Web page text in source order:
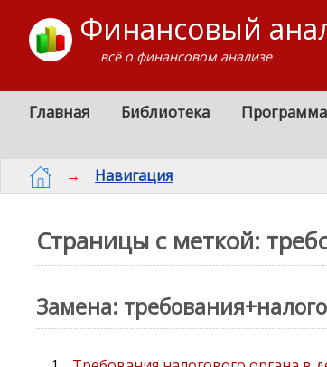
Финансовый
всё о финансовом анализе
Главная Библиотека
→ Навигация
Страницы с меткой:
Замена: